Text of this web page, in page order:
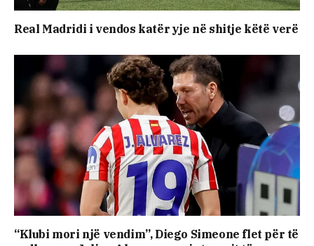
Real Madridi i vendos katër yje në shitje këtë verë
“Klubi mori një vendim”, Diego Simeone flet për të